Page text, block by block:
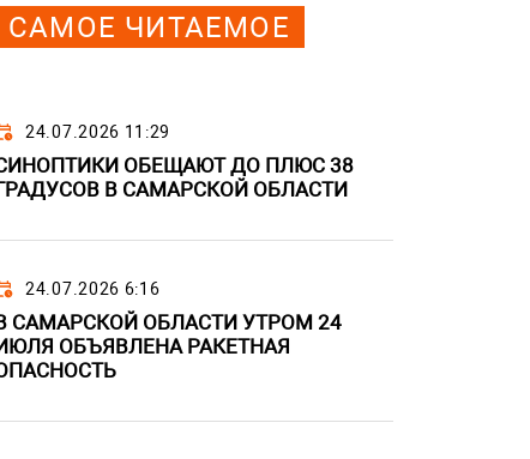
САМОЕ ЧИТАЕМОЕ
24.07.2026 11:29
ОБЕЩАЮТ ДО ПЛЮС 38
В САМАРСКОЙ ОБЛАСТИ
24.07.2026 6:16
САМАРСКОЙ ОБЛАСТИ УТРОМ 24
ОБЪЯВЛЕНА РАКЕТНАЯ